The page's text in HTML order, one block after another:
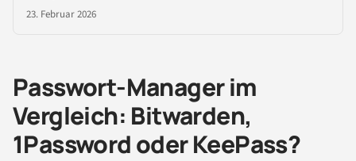
23. Februar 2026
Passwort-Manager im
Vergleich: Bitwarden,
1Password oder KeePass?